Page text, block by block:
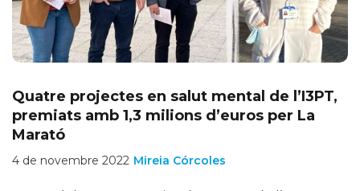
Quatre projectes en salut mental de l’I3PT,
premiats amb 1,3 milions d’euros per La
Marató
Mireia Córcoles
4 de novembre 2022